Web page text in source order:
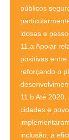
públicos
idosas e
11.a Apoiar
positivas
reforçando o
11.b Até
cidades e
inclusão, a